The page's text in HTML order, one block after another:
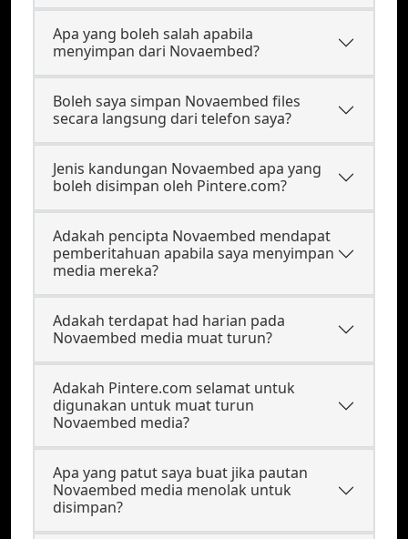
Apa yang boleh salah apabila
menyimpan dari Novaembed?
Boleh saya simpan Novaembed files
secara langsung dari telefon saya?
Jenis kandungan Novaembed apa yang
boleh disimpan oleh Pintere.com?
Adakah pencipta Novaembed mendapat
pemberitahuan apabila saya menyimpan
media mereka?
Adakah terdapat had harian pada
Novaembed media muat turun?
Adakah Pintere.com selamat untuk
digunakan untuk muat turun
Novaembed media?
Apa yang patut saya buat jika pautan
Novaembed media menolak untuk
disimpan?